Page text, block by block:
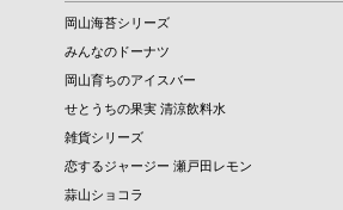
岡山海苔シリーズ
みんなのドーナツ
岡山育ちのアイスバー
せとうちの果実 清涼飲料水
雑貨シリーズ
恋するジャージー 瀬戸田レモン
蒜山ショコラ